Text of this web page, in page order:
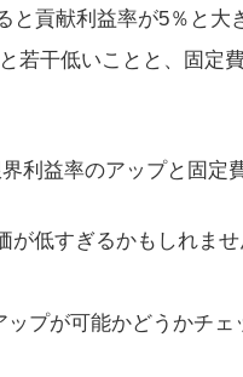
貢献利益率が5％と大
若干低いことと、固定
利益率のアップと固定
が低すぎるかもしれま
プが可能かどうかチェ